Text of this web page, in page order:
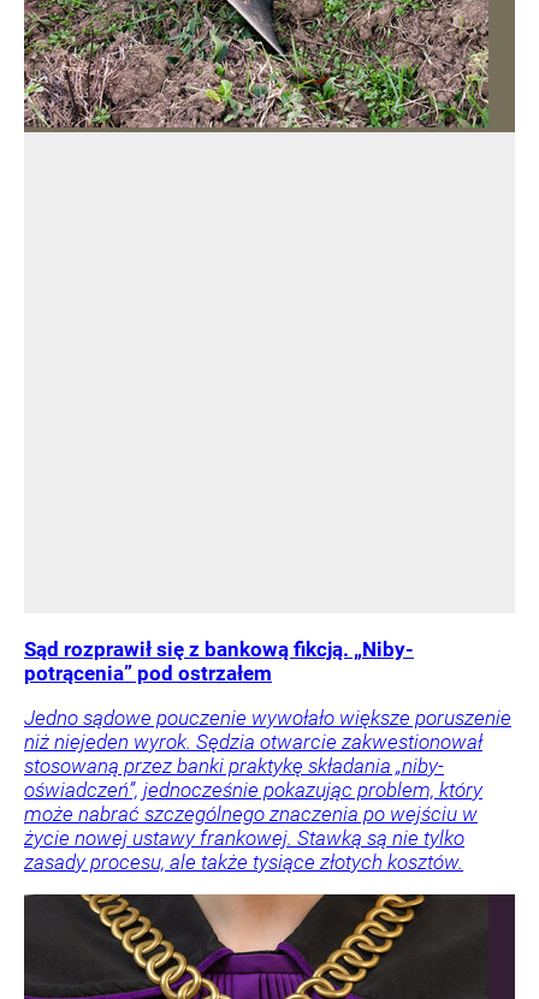
Sąd rozprawił się z bankową fikcją. „Niby-
potrącenia” pod ostrzałem
Jedno sądowe pouczenie wywołało większe poruszenie
niż niejeden wyrok. Sędzia otwarcie zakwestionował
stosowaną przez banki praktykę składania „niby-
oświadczeń”, jednocześnie pokazując problem, który
może nabrać szczególnego znaczenia po wejściu w
życie nowej ustawy frankowej. Stawką są nie tylko
zasady procesu, ale także tysiące złotych kosztów.